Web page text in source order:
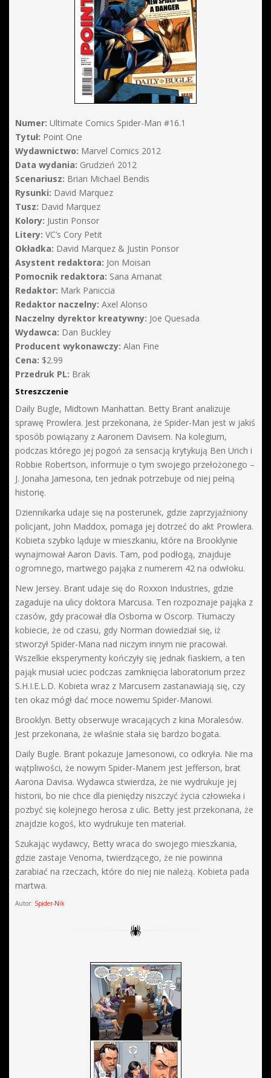
Numer: Ultimate Comics Spider-Man #16.1
Tytuł: Point One
Wydawnictwo: Marvel Comics 2012
Data wydania: Grudzień 2012
Scenariusz: Brian Michael Bendis
Rysunki: David Marquez
Tusz: David Marquez
Kolory: Justin Ponsor
Litery: VC’s Cory Petit
Okładka: David Marquez & Justin Ponsor
Asystent redaktora: Jon Moisan
Pomocnik redaktora: Sana Amanat
Redaktor: Mark Paniccia
Redaktor naczelny: Axel Alonso
Naczelny dyrektor kreatywny: Joe Quesada
Wydawca: Dan Buckley
Producent wykonawczy: Alan Fine
Cena: $2.99
Przedruk PL: Brak
Streszczenie
Daily Bugle, Midtown Manhattan. Betty Brant analizuje
sprawę Prowlera. Jest przekonana, że Spider-Man jest w jakiś
sposób powiązany z Aaronem Davisem. Na kolegium,
podczas którego jej pogoń za sensacją krytykują Ben Urich i
Robbie Robertson, informuje o tym swojego przełożonego –
J. Jonaha Jamesona, ten jednak potrzebuje od niej pełną
historię.
Dziennikarka udaje się na posterunek, gdzie zaprzyjaźniony
policjant, John Maddox, pomaga jej dotrzeć do akt Prowlera.
Kobieta szybko ląduje w mieszkaniu, które na Brooklynie
wynajmował Aaron Davis. Tam, pod podłogą, znajduje
ogromnego, martwego pająka z numerem 42 na odwłoku.
New Jersey. Brant udaje się do Roxxon Industries, gdzie
zagaduje na ulicy doktora Marcusa. Ten rozpoznaje pająka z
czasów, gdy pracował dla Osborna w Oscorp. Tłumaczy
kobiecie, że od czasu, gdy Norman dowiedział się, iż
stworzył Spider-Mana nad niczym innym nie pracował.
Wszelkie eksperymenty kończyły się jednak fiaskiem, a ten
pająk musiał uciec podczas zamknięcia laboratorium przez
S.H.I.E.L.D. Kobieta wraz z Marcusem zastanawiają się, czy
ten okaz mógł dać moce nowemu Spider-Manowi.
Brooklyn. Betty obserwuje wracających z kina Moralesów.
Jest przekonana, że właśnie stała się bardzo bogata.
Daily Bugle. Brant pokazuje Jamesonowi, co odkryła. Nie ma
wątpliwości, że nowym Spider-Manem jest Jefferson, brat
Aarona Davisa. Wydawca stwierdza, że nie wydrukuje jej
historii, bo nie chce dla pieniędzy niszczyć życia człowieka i
pozbyć się kolejnego herosa z ulic. Betty jest przekonana, że
znajdzie kogoś, kto wydrukuje ten materiał.
Szukając wydawcy, Betty wraca do swojego mieszkania,
gdzie zastaje Venoma, twierdzącego, że nie powinna
zarabiać na rzeczach, które do niej nie należą. Kobieta pada
martwa.
Autor: Spider-Nik